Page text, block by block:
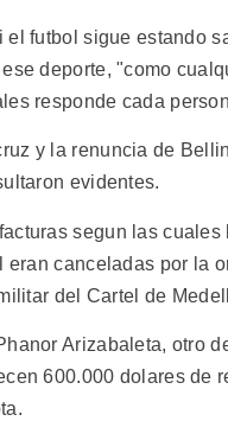
el futbol sigue estando
deporte, "como
responde cada
y la renuncia de
evidentes.
segun las
canceladas por la
del Cartel de
Arizabaleta, otro
600.000 dolares de